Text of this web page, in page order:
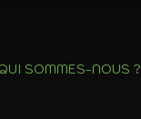
SOMMES-NOUS ?